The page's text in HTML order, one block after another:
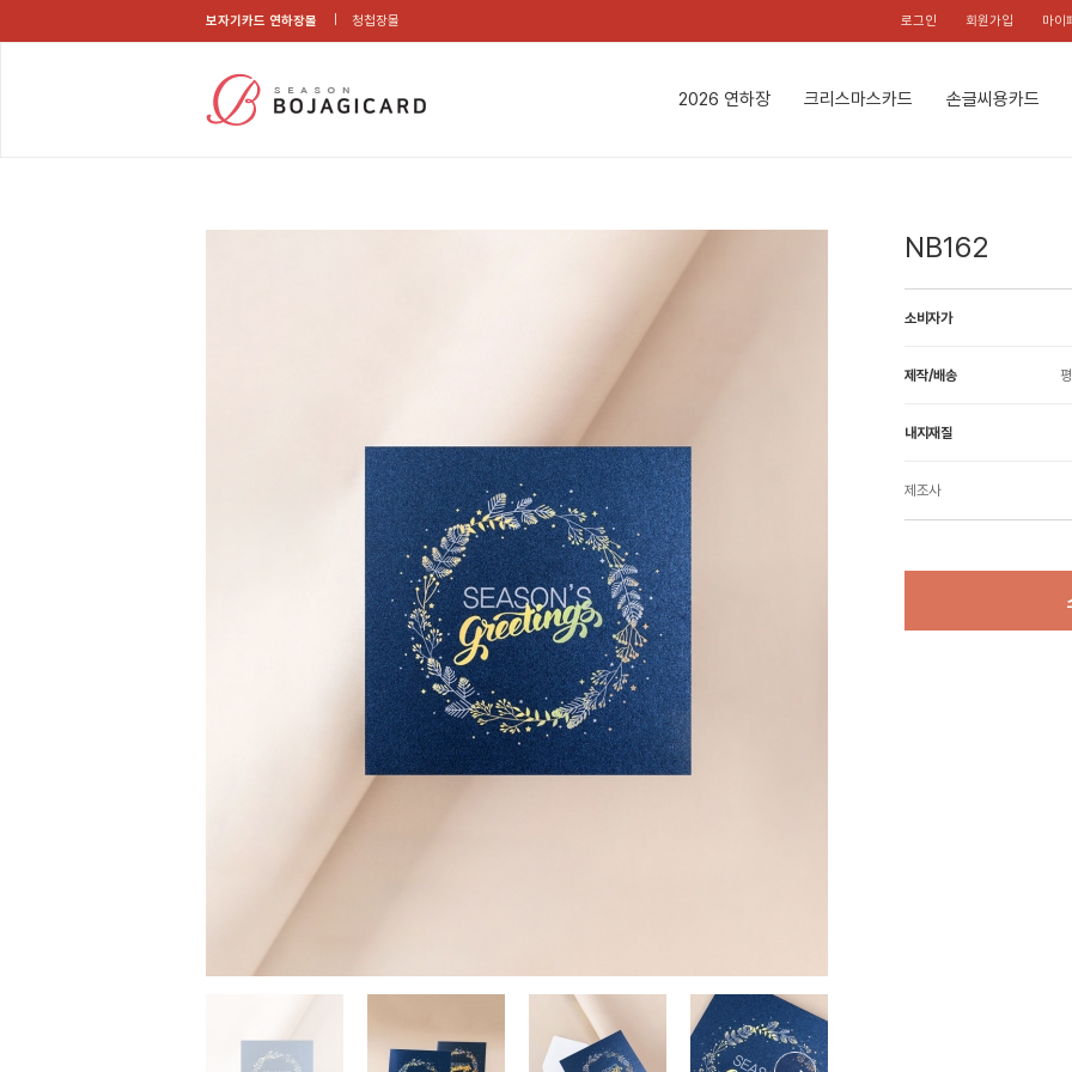
보자기카드 연하장몰 청첩장몰 로그인 회원가입 마이
2026 연하장 크리스마스카드 손글씨용카드
NB162
소비자가
제작/배송
내지재질
제조사